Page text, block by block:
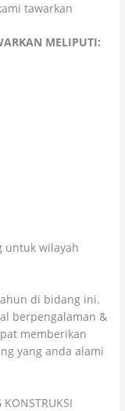
tawarkan
MELIPUTI:
untuk wilayah
di bidang ini.
berpengalaman &
memberikan
yang anda alami